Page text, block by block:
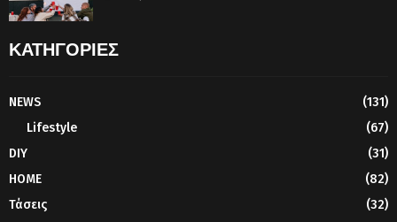
ΚΑΤΗΓΟΡΙΕΣ
NEWS
(131)
Lifestyle
(67)
DIY
(31)
HOME
(82)
Τάσεις
(32)